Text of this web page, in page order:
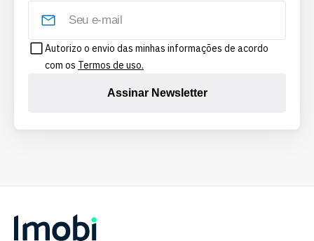
Autorizo o envio das minhas informações de acordo
com os Termos de uso.
Assinar Newsletter